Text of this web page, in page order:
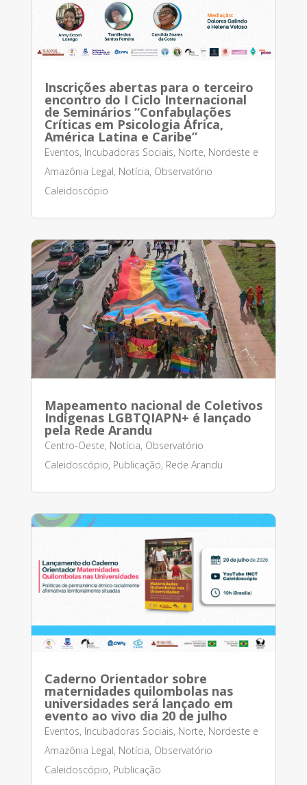
Inscrições abertas para o terceiro
encontro do I Ciclo Internacional
de Seminários “Confabulações
Críticas em Psicologia África,
América Latina e Caribe”
Eventos, Incubadoras Sociais, Norte, Nordeste e
Amazônia Legal, Notícia, Observatório
Caleidoscópio
Mapeamento nacional de Coletivos
Indígenas LGBTQIAPN+ é lançado
pela Rede Arandu
Centro-Oeste, Notícia, Observatório
Caleidoscópio, Publicação, Rede Arandu
Caderno Orientador sobre
maternidades quilombolas nas
universidades será lançado em
evento ao vivo dia 20 de julho
Eventos, Incubadoras Sociais, Norte, Nordeste e
Amazônia Legal, Notícia, Observatório
Caleidoscópio, Publicação